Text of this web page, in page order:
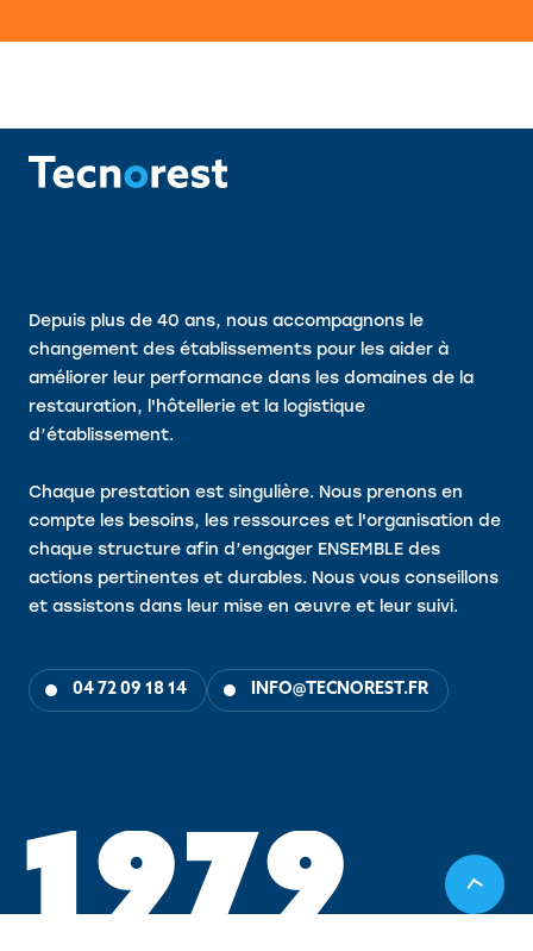
Depuis plus de 40 ans, nous accompagnons le
changement des établissements pour les aider à
améliorer leur performance dans les domaines de la
restauration, l'hôtellerie et la logistique
d’établissement.
Chaque prestation est singulière. Nous prenons en
compte les besoins, les ressources et l'organisation de
chaque structure afin d’engager ENSEMBLE des
actions pertinentes et durables. Nous vous conseillons
et assistons dans leur mise en œuvre et leur suivi.
04 72 09 18 14 INFO@TECNOREST.FR
1979